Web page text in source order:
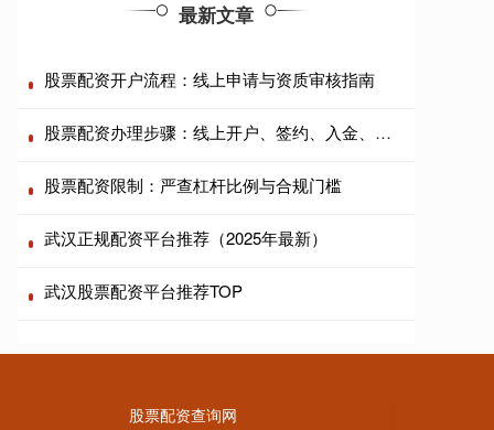
最新文章
股票配资开户流程：线上申请与资质审核指南
股票配资办理步骤：线上开户、签约、入金、风控指南
股票配资限制：严查杠杆比例与合规门槛
武汉正规配资平台推荐（2025年最新）
武汉股票配资平台推荐TOP
股票配资查询网